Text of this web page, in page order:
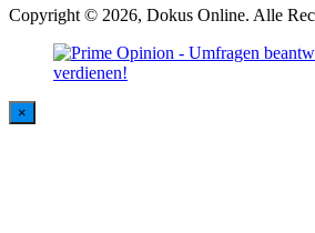
Copyright © 2026, Dokus Online. Alle
×